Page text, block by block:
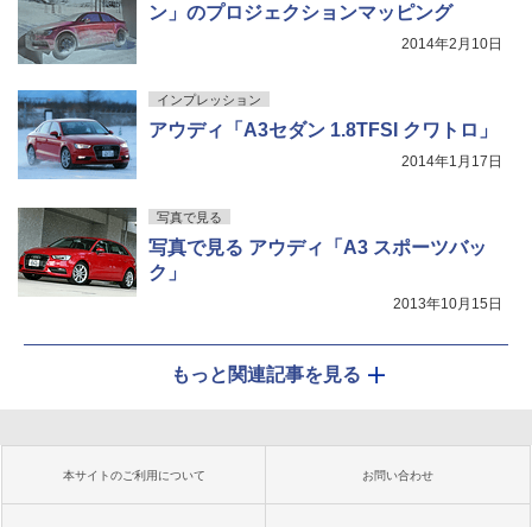
ン」のプロジェクションマッピング
2014年2月10日
インプレッション
アウディ「A3セダン 1.8TFSI クワトロ」
2014年1月17日
写真で見る
写真で見る アウディ「A3 スポーツバッ
ク」
2013年10月15日
もっと関連記事を見る
本サイトのご利用について お問い合わせ